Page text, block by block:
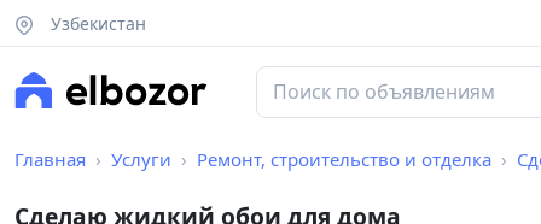
Узбекистан
Главная Услуги Ремонт, строительство и отделка
Сделаю жидкий обои для дома